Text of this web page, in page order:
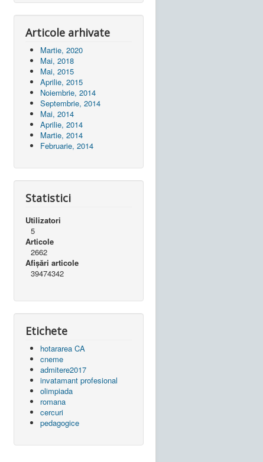
Articole arhivate
Martie, 2020
Mai, 2018
Mai, 2015
Aprilie, 2015
Noiembrie, 2014
Septembrie, 2014
Mai, 2014
Aprilie, 2014
Martie, 2014
Februarie, 2014
Statistici
Utilizatori
5
Articole
2662
Afișări articole
39474342
Etichete
hotararea CA
cneme
admitere2017
invatamant profesional
olimpiada
romana
cercuri
pedagogice